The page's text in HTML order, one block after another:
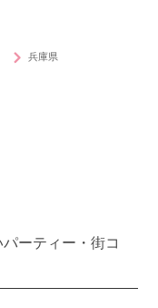
兵庫県
ーティー・街コ